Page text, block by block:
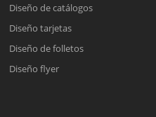
Diseño de catálogos
Diseño tarjetas
Diseño de folletos
Diseño flyer